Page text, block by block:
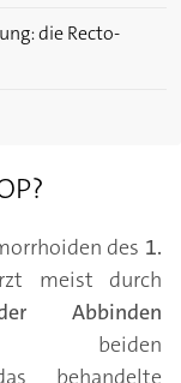
die Recto-
des 1.
meist durch
Abbinden
behandelte